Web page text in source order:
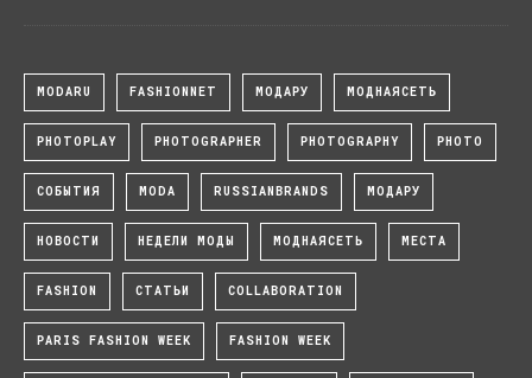
MODARU FASHIONNET МОДАРУ МОДНАЯСЕТЬ
PHOTOPLAY PHOTOGRAPHER PHOTOGRAPHY PHOTO
СОБЫТИЯ MODA RUSSIANBRANDS МОДАРУ
НОВОСТИ НЕДЕЛИ МОДЫ МОДНАЯСЕТЬ МЕСТА
FASHION СТАТЬИ COLLABORATION
PARIS FASHION WEEK FASHION WEEK